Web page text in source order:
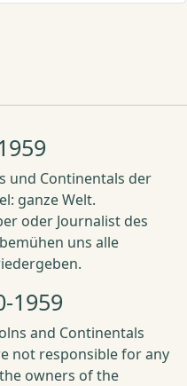
und Continentals der
ganze Welt.
oder Journalist des
uns alle
1959
and Continentals
not responsible for any
owners of the